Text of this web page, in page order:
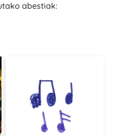
abestiak: